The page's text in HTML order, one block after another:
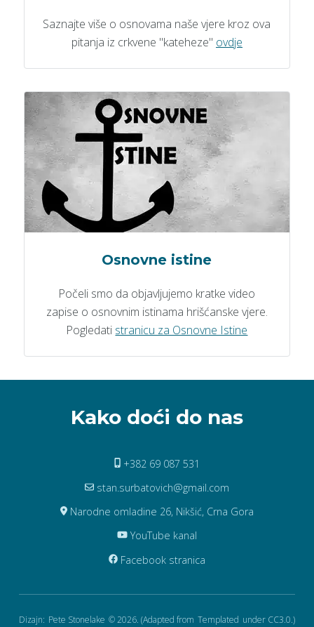
Saznajte više o osnovama naše vjere kroz ova
pitanja iz crkvene "kateheze" ovdje
Osnovne istine
Počeli smo da objavljujemo kratke video
zapise o osnovnim istinama hrišćanske vjere.
Pogledati stranicu za Osnovne Istine
Kako doći do nas
+382 69 087 531
stan.surbatovich@gmail.com
Narodne omladine 26, Nikšić, Crna Gora
YouTube kanal
Facebook stranica
Dizajn: Pete Stonelake © 2026. (Adapted from Templated under CC3.0.)